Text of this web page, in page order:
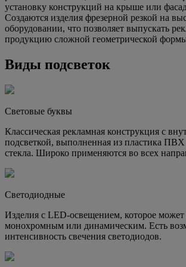
установку конструкций на крыше или
Создаются изделия фрезерной резкой на
оборудовании, что позволяет выпускать
продукцию сложной геометрической
Виды подсветок
Световые буквы
Классическая рекламная конструкция с
подсветкой, выполненная из пластика
стекла. Широко применяются во всех
Светодиодные
Изделия с LED-освещением, которое
монохромным или динамическим. Есть
интенсивность свечения светодиодов.